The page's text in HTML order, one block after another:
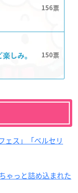
156
しみ。 150
ェス」「ベルセリ
ゃっと詰め込まれた